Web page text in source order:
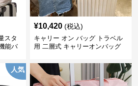
スタ
能バ
¥10,420 (税込)
キャリー オン バッグ トラベル
用 二層式 キャリーオンバッグ
人気